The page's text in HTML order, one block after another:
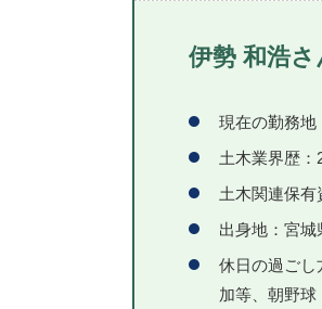
伊勢 和浩
現在の勤務地
土木業界歴：
土木関連保
出身地：宮城
休日の過ごし
加等、朝野球